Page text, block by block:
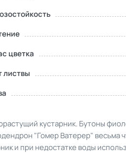
цветка
листвы
кустарник. Бутоны
"Гомер Ватерер" весьма
и при недостатке воды